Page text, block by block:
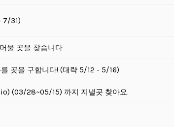
7/31)
물 곳을 찾습니다
곳을 구합니다! (대략 5/12 - 5/16)
(03/28~05/15) 까지 지낼곳 찾아요.